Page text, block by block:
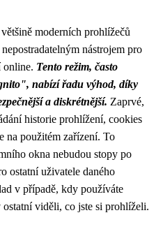
moderních prohlížečů
nástrojem pro
online. Tento režim, často
nabízí řadu výhod, díky
a diskrétnější. Zaprvé,
historie prohlížení, cookies
na použitém zařízení. To
okna nebudou stopy po
ostatní uživatele daného
v případě, kdy používáte
ostatní viděli, co jste si prohlíželi.